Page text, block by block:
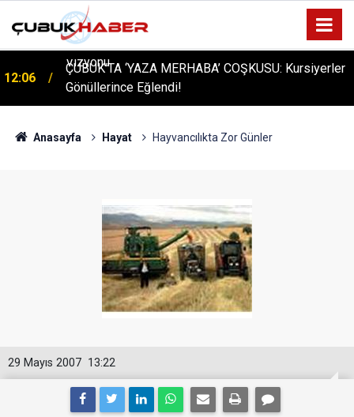
12:06
ÇUBUK’TA ‘YAZA MERHABA’ COŞKUSU: Kursiyerler
Gönüllerince Eğlendi!
Anasayfa Hayat Hayvancılıkta Zor Günler
13:22
29 Mayıs 2007